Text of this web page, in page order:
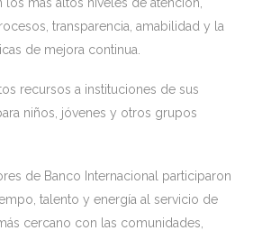
transparencia, amabilidad y la
de mejora continua.
recursos a instituciones de sus
niños, jóvenes y otros grupos
de Banco Internacional participaron
talento y energía al servicio de
cercano con las comunidades,